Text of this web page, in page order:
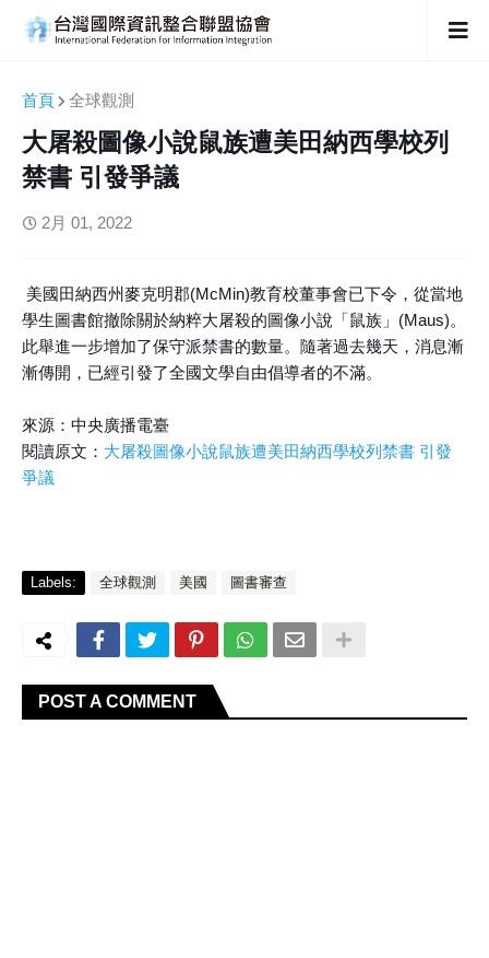
首頁 全球觀測
大屠殺圖像小說鼠族遭美田納西學校列
禁書 引發爭議
2月 01, 2022
美國田納西州麥克明郡(McMin)教育校董事會已下令，從當地
學生圖書館撤除關於納粹大屠殺的圖像小說「鼠族」(Maus)。
此舉進一步增加了保守派禁書的數量。隨著過去幾天，消息漸
漸傳開，已經引發了全國文學自由倡導者的不滿。
來源：中央廣播電臺
閱讀原文： 大屠殺圖像小說鼠族遭美田納西學校列禁書 引發
爭議
Labels: 全球觀測 美國 圖書審查
POST A COMMENT